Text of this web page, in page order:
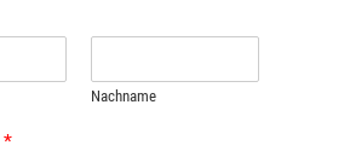
Nachname
*